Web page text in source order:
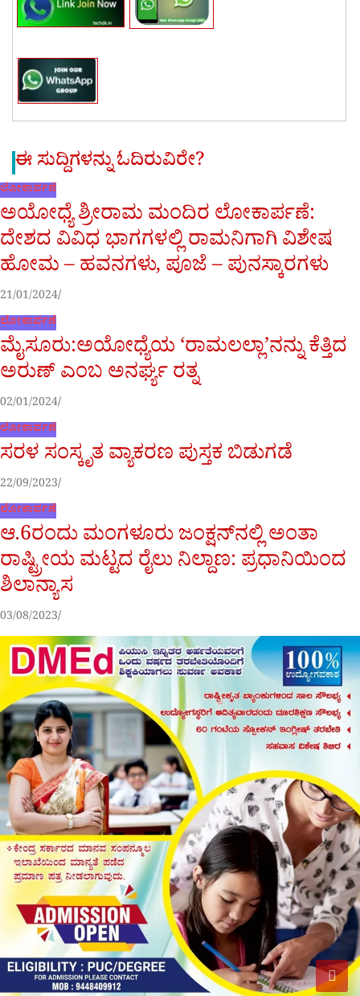
ಈ ಸುದ್ದಿಗಳನ್ನು ಓದಿರುವಿರೇ?
ಲೋಕಾರ್ಪಣೆ
ಅಯೋಧ್ಯೆ ಶ್ರೀರಾಮ ಮಂದಿರ ಲೋಕಾರ್ಪಣೆ:
ದೇಶದ ವಿವಿಧ ಭಾಗಗಳಲ್ಲಿ ರಾಮನಿಗಾಗಿ ವಿಶೇಷ
ಹೋಮ – ಹವನಗಳು, ಪೂಜೆ – ಪುನಸ್ಕಾರಗಳು
21/01/2024
ಲೋಕಾರ್ಪಣೆ
ಮೈಸೂರು:ಅಯೋಧ್ಯೆಯ ‘ರಾಮಲಲ್ಲಾ’ನನ್ನು ಕೆತ್ತಿದ
ಅರುಣ್ ಎಂಬ ಅನರ್ಘ್ಯ ರತ್ನ
02/01/2024
ಲೋಕಾರ್ಪಣೆ
ಸರಳ ಸಂಸ್ಕೃತ ವ್ಯಾಕರಣ ಪುಸ್ತಕ ಬಿಡುಗಡೆ
22/09/2023
ಲೋಕಾರ್ಪಣೆ
ಆ.6ರಂದು ಮಂಗಳೂರು ಜಂಕ್ಷನ್‌ನಲ್ಲಿ ಅಂತಾ
ರಾಷ್ಟ್ರೀಯ ಮಟ್ಟದ ರೈಲು ನಿಲ್ದಾಣ: ಪ್ರಧಾನಿಯಿಂದ
ಶಿಲಾನ್ಯಾಸ
03/08/2023